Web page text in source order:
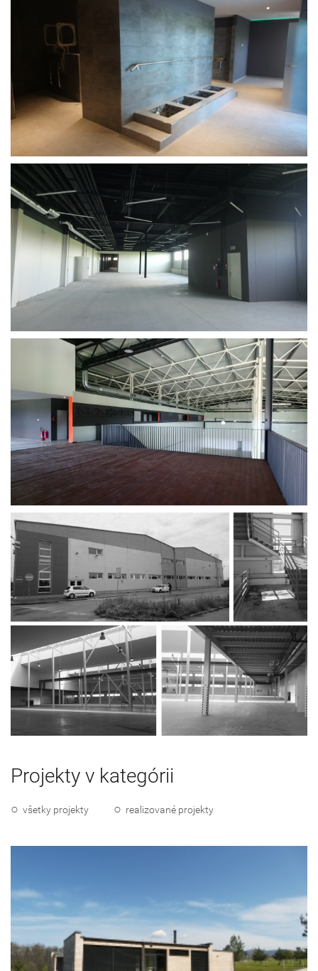
Projekty v kategórii
všetky projekty realizované projekty